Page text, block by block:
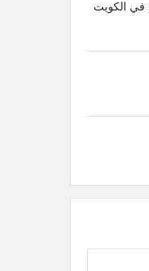
في الكويت